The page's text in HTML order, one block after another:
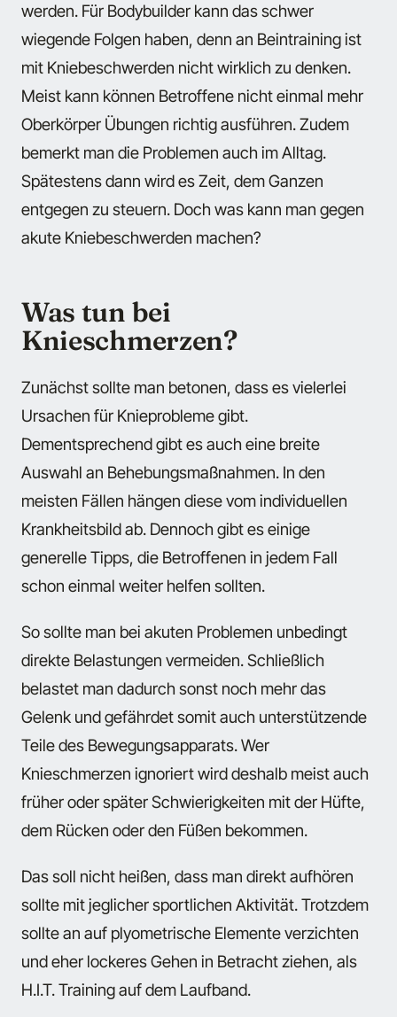
werden. Für Bodybuilder kann das schwer
wiegende Folgen haben, denn an Beintraining ist
mit Kniebeschwerden nicht wirklich zu denken.
Meist kann können Betroffene nicht einmal mehr
Oberkörper Übungen richtig ausführen. Zudem
bemerkt man die Problemen auch im Alltag.
Spätestens dann wird es Zeit, dem Ganzen
entgegen zu steuern. Doch was kann man gegen
akute Kniebeschwerden machen?
Was tun bei
Knieschmerzen?
Zunächst sollte man betonen, dass es vielerlei
Ursachen für Knieprobleme gibt.
Dementsprechend gibt es auch eine breite
Auswahl an Behebungsmaßnahmen. In den
meisten Fällen hängen diese vom individuellen
Krankheitsbild ab. Dennoch gibt es einige
generelle Tipps, die Betroffenen in jedem Fall
schon einmal weiter helfen sollten.
So sollte man bei akuten Problemen unbedingt
direkte Belastungen vermeiden. Schließlich
belastet man dadurch sonst noch mehr das
Gelenk und gefährdet somit auch unterstützende
Teile des Bewegungsapparats. Wer
Knieschmerzen ignoriert wird deshalb meist auch
früher oder später Schwierigkeiten mit der Hüfte,
dem Rücken oder den Füßen bekommen.
Das soll nicht heißen, dass man direkt aufhören
sollte mit jeglicher sportlichen Aktivität. Trotzdem
sollte an auf plyometrische Elemente verzichten
und eher lockeres Gehen in Betracht ziehen, als
H.I.T. Training auf dem Laufband.